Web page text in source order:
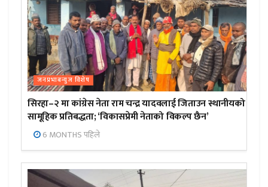
जनप्रभाबन्युज विशेष
सिरहा–२ मा कांग्रेस नेता राम चन्द्र यादवलाई जिताउन स्थानीयको
सामूहिक प्रतिबद्धता; ‘विकासप्रेमी नेताको विकल्प छैन’
6 MONTHS पहिले